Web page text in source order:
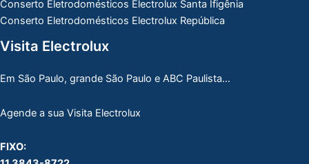
Conserto Eletrodomésticos Electrolux Santa Ifigênia
Conserto Eletrodomésticos Electrolux República
Visita Electrolux
Em São Paulo, grande São Paulo e ABC Paulista…
Agende a sua Visita Electrolux
FIXO: